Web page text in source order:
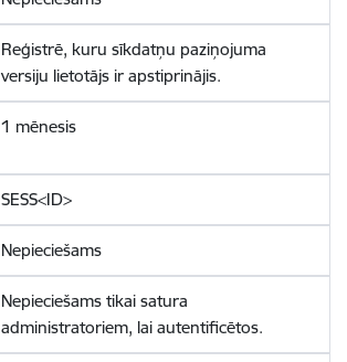
Reģistrē, kuru sīkdatņu paziņojuma
versiju lietotājs ir apstiprinājis.
1 mēnesis
SESS<ID>
Nepieciešams
Nepieciešams tikai satura
administratoriem, lai autentificētos.